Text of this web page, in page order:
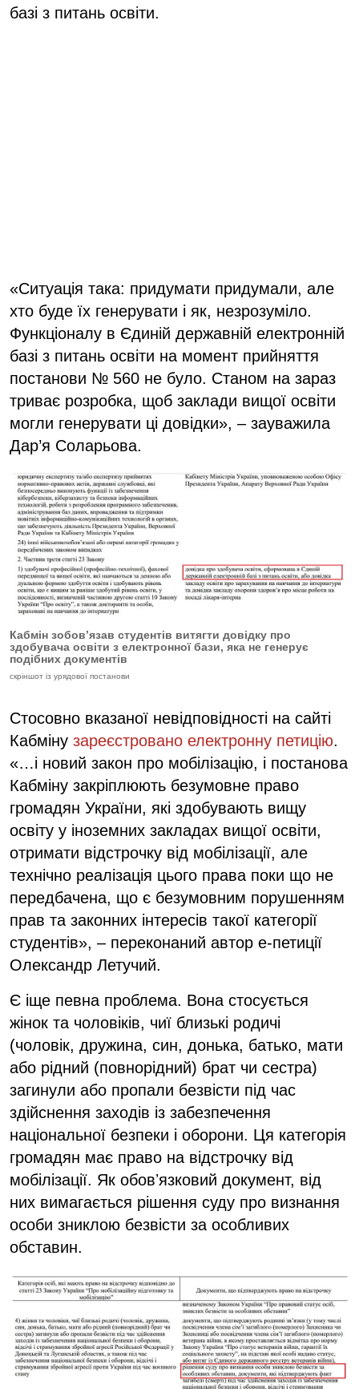
базі з питань освіти.
«Ситуація така: придумати придумали, але
хто буде їх генерувати і як, незрозуміло.
Функціоналу в Єдиній державній електронній
базі з питань освіти на момент прийняття
постанови № 560 не було. Станом на зараз
триває розробка, щоб заклади вищої освіти
могли генерувати ці довідки», – зауважила
Дар’я Соларьова.
Кабмін зобов’язав студентів витягти довідку про
здобувача освіти з електронної бази, яка не генерує
подібних документів
скріншот із урядової постанови
Стосовно вказаної невідповідності на сайті
Кабміну зареєстровано електронну петицію.
«…і новий закон про мобілізацію, і постанова
Кабміну закріплюють безумовне право
громадян України, які здобувають вищу
освіту у іноземних закладах вищої освіти,
отримати відстрочку від мобілізації, але
технічно реалізація цього права поки що не
передбачена, що є безумовним порушенням
прав та законних інтересів такої категорії
студентів», – переконаний автор е-петиції
Олександр Летучий.
Є іще певна проблема. Вона стосується
жінок та чоловіків, чиї близькі родичі
(чоловік, дружина, син, донька, батько, мати
або рідний (повнорідний) брат чи сестра)
загинули або пропали безвісти під час
здійснення заходів із забезпечення
національної безпеки і оборони. Ця категорія
громадян має право на відстрочку від
мобілізації. Як обовʼязковий документ, від
них вимагається рішення суду про визнання
особи зниклою безвісти за особливих
обставин.